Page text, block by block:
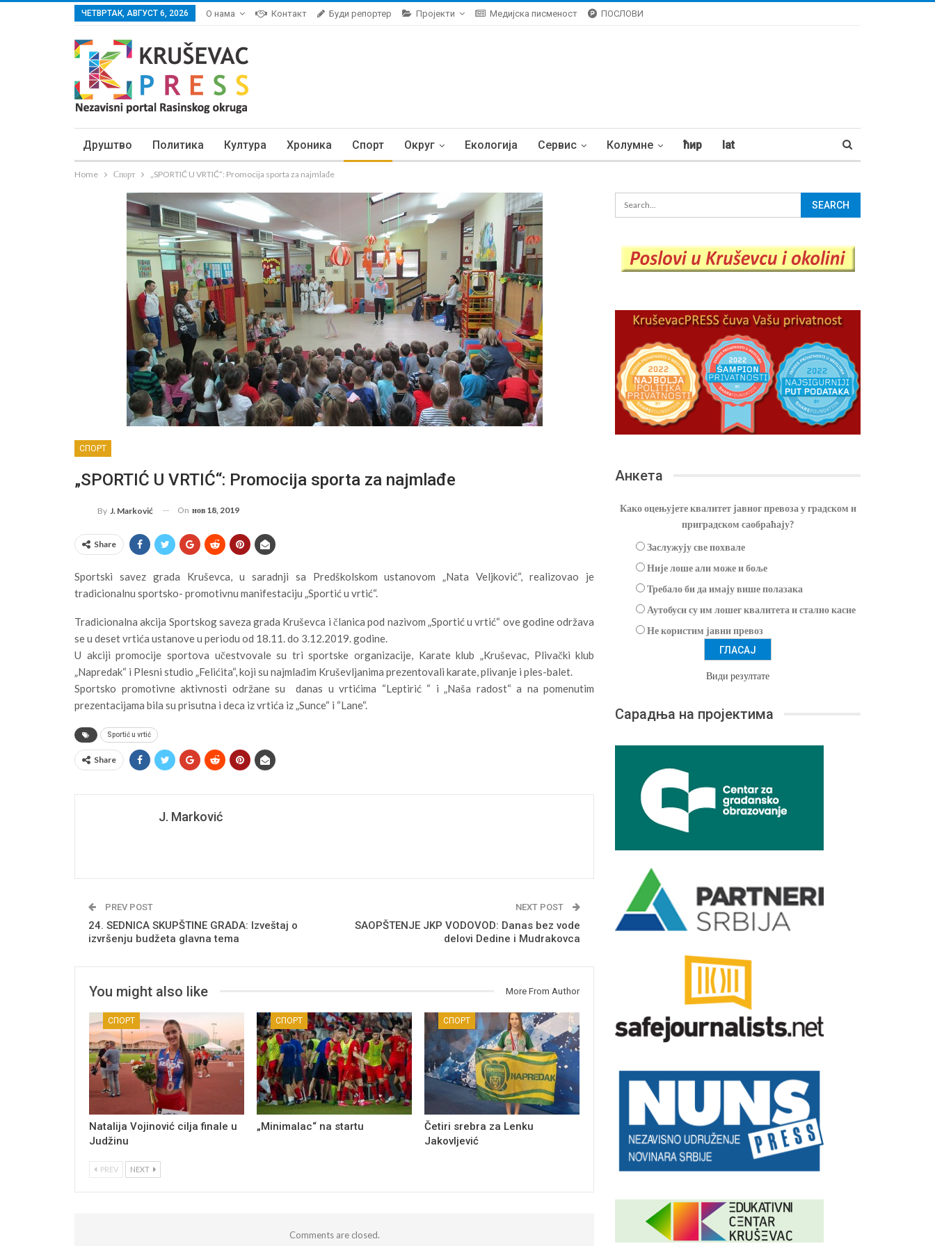
ЧЕТВРТАК, АВГУСТ 6, 2026 О нама Контакт Буди репортер Пројекти Медијска писменост ПОСЛОВИ
Друштво Политика Култура Хроника Спорт Округ Екологија Сервис Колумне ћир lat
Home Спорт „SPORTIĆ U VRTIĆ“: Promocija sporta za najmlađe
СПОРТ
„SPORTIĆ U VRTIĆ“: Promocija sporta za najmlađe
By J. Marković On нов 18, 2019
Share
Sportski savez grada Kruševca, u saradnji sa Predškolskom ustanovom „Nata Veljković“, realizovao je
tradicionalnu sportsko- promotivnu manifestaciju „Sportić u vrtić“.
Tradicionalna akcija Sportskog saveza grada Kruševca i članica pod nazivom „Sportić u vrtić“ ove godine održava
se u deset vrtića ustanove u periodu od 18.11. do 3.12.2019. godine.
U akciji promocije sportova učestvovale su tri sportske organizacije, Karate klub „Kruševac, Plivački klub
„Napredak“ i Plesni studio „Felićita“, koji su najmlađim Kruševljanima prezentovali karate, plivanje i ples-balet.
Sportsko promotivne aktivnosti održane su danas u vrtićima “Leptirić “ i „Naša radost“ a na pomenutim
prezentacijama bila su prisutna i deca iz vrtića iz „Sunce“ i “Lane“.
Sportić u vrtić
Share
J. Marković
PREV POST
24. SEDNICA SKUPŠTINE GRADA: Izveštaj o
izvršenju budžeta glavna tema
NEXT POST
SAOPŠTENJE JKP VODOVOD: Danas bez vode
delovi Dedine i Mudrakovca
You might also like More From Author
СПОРТ
Natalija Vojinović cilja finale u
Judžinu
СПОРТ
„Minimalac“ na startu
СПОРТ
Četiri srebra za Lenku
Jakovljević
PREV NEXT
Comments are closed.
Анкета
Како оцењујете квалитет јавног превоза у градском и
приградском саобраћају?
Заслужују све похвале
Није лоше али може и боље
Требало би да имају више полазака
Аутобуси су им лошег квалитета и стално касне
Не користим јавни превоз
Види резултате
Сарадња на пројектима